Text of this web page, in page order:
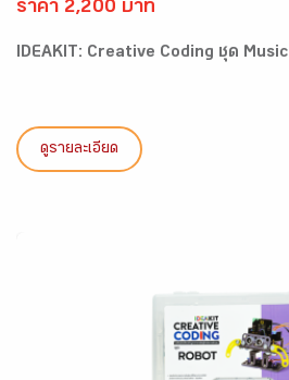
ราคา 2,200 บาท
IDEAKIT: Creative Coding ชุด Music
ดูรายละเอียด